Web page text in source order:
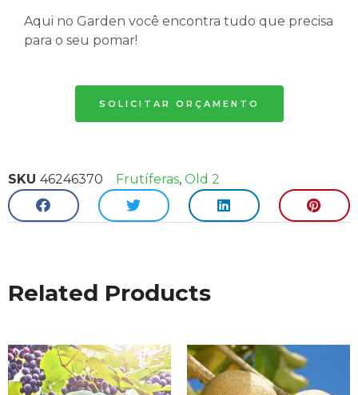
Aqui no Garden você encontra tudo que precisa
para o seu pomar!
SOLICITAR ORÇAMENTO
SKU 46246370 Frutíferas, Old 2
Related Products